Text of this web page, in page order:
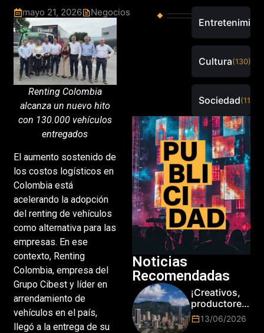
mayo 21, 2026 Negocios
Renting Colombia
alcanza un nuevo hito
con 130.000 vehículos
entregados
El aumento sostenido de
los costos logísticos en
Colombia está
acelerando la adopción
del renting de vehículos
como alternativa para las
empresas. En ese
contexto, Renting
Colombia, empresa del
Grupo Cibest y líder en
arrendamiento de
vehículos en el país,
llegó a la entrega de su
Cultura(130)
Sociedad(115)
Noticias
Recomendadas
¡Creativos,
productores
y cracks de
la tecnología
13/06/2026